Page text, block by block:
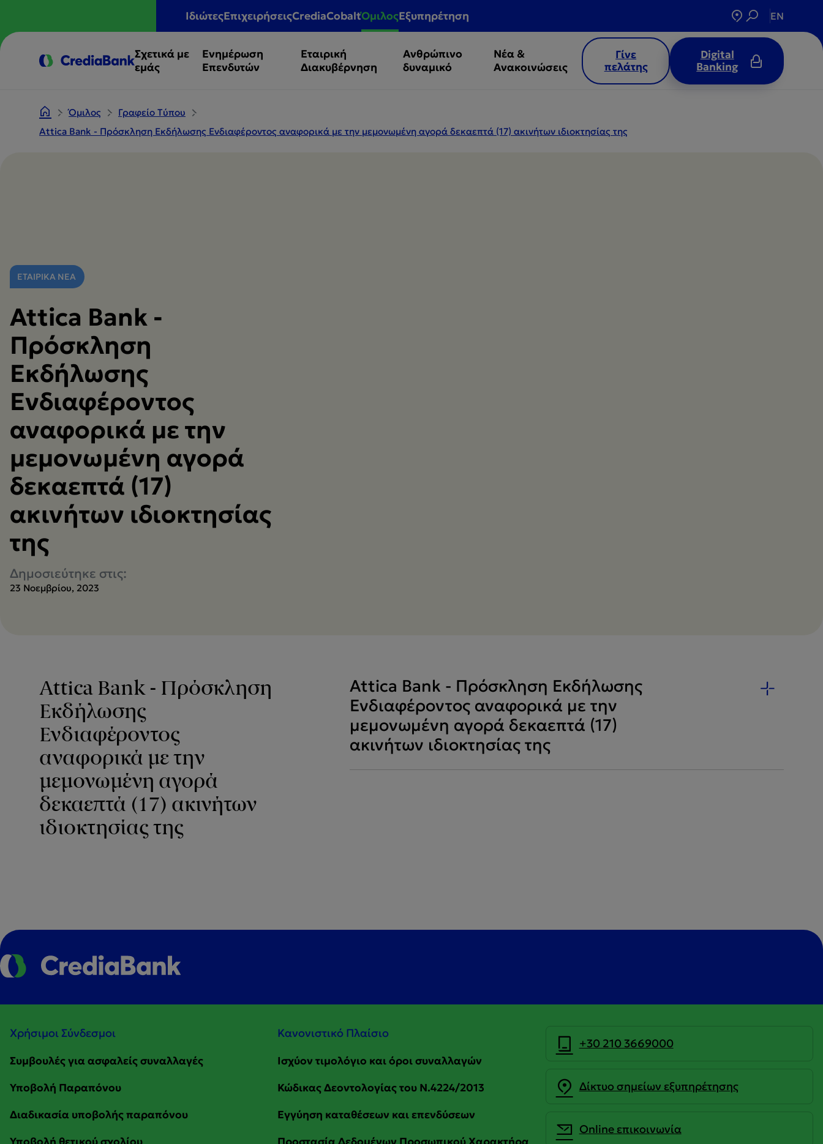
ΙδιώτεςΕπιχειρήσειςCrediaCobaltΌμιλοςΕξυπηρέτηση EN
Σχετικά με
εμάς
Ενημέρωση
Επενδυτών
Εταιρική
Διακυβέρνηση
Ανθρώπινο
δυναμικό
Νέα &
Ανακοινώσεις
Γίνε
πελάτης
Digital
Banking
Όμιλος
Γραφείο Tύπου
Attica Bank - Πρόσκληση Εκδήλωσης Ενδιαφέροντος αναφορικά με την μεμονωμένη αγορά δεκαεπτά (17) ακινήτων ιδιοκτησίας της
ΕΤΑΙΡΙΚΑ ΝΕΑ
Attica Bank -
Πρόσκληση
Εκδήλωσης
Ενδιαφέροντος
αναφορικά με την
μεμονωμένη αγορά
δεκαεπτά (17)
ακινήτων ιδιοκτησίας
της
Δημοσιεύτηκε στις:
23 Νοεμβρίου, 2023
Attica Bank - Πρόσκληση
Εκδήλωσης
Ενδιαφέροντος
αναφορικά με την
μεμονωμένη αγορά
δεκαεπτά (17) ακινήτων
ιδιοκτησίας της
Attica Bank - Πρόσκληση Εκδήλωσης
Ενδιαφέροντος αναφορικά με την
μεμονωμένη αγορά δεκαεπτά (17)
ακινήτων ιδιοκτησίας της
Χρήσιμοι Σύνδεσμοι Κανονιστικό Πλαίσιο
+30 210 3669000
Δίκτυο σημείων εξυπηρέτησης
Οnline επικοινωνία